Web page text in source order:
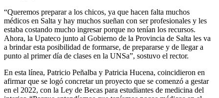
“Queremos preparar a los chicos, ya que hacen falta muchos
médicos en Salta y hay muchos sueñan con ser profesionales y les
estaba costando mucho ingresar porque no tenían los recursos.
Ahora, la Upateco junto al Gobierno de la Provincia de Salta les va
a brindar esta posibilidad de formarse, de prepararse y de llegar a
punto al primer día de clases en la UNSa”, sostuvo el rector.
En esta línea, Patricio Peñalba y Patricia Hucena, coincidieron en
afirmar que se logó concretar un proyecto que se comenzó a gestar
en el 2022, con la Ley de Becas para estudiantes de medicina del